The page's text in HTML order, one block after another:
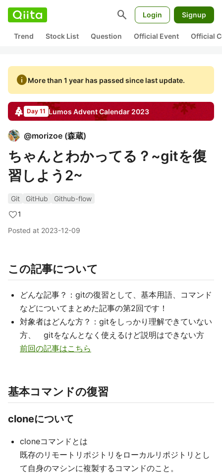
search Login Signup
Trend Stock List Question Official Event Official
infoMore than 1 year has passed since last update.
Day 11 Lumos Advent Calendar 2023
@morizoe (森蔵)
ちゃんとわかってる？~gitを復
習しよう2~
Git GitHub
Github-flow
1
Posted at 2023-12-09
この記事について
どんな記事？：gitの復習として、基本用語、コマンド
などについてまとめた記事の第2回です！
対象者はどんな方？：gitをしっかり理解できていない
方、 gitをなんとなく使えるけど説明はできない方
前回の記事はこちら
基本コマンドの復習
cloneについて
cloneコマンドとは
既存のリモートリポジトリをローカルリポジトリとし
て自身のマシンに複製するコマンドのこと。